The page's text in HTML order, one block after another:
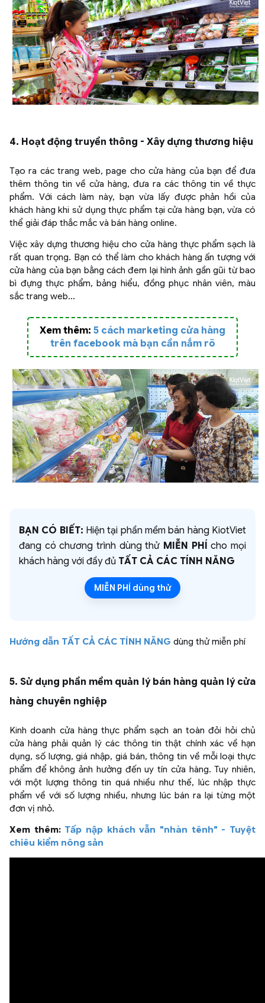
4. Hoạt động truyền thông - Xây dựng thương hiệu
Tạo ra các trang web, page cho cửa hàng của bạn để đưa
thêm thông tin về cửa hàng, đưa ra các thông tin về thực
phẩm. Với cách làm này, bạn vừa lấy được phản hồi của
khách hàng khi sử dụng thực phẩm tại cửa hàng bạn, vừa có
thể giải đáp thắc mắc và bán hàng online.
Việc xây dựng thương hiệu cho cửa hàng thực phẩm sạch là
rất quan trọng. Bạn có thể làm cho khách hàng ấn tượng với
cửa hàng của bạn bằng cách đem lại hình ảnh gần gũi từ bao
bì đựng thực phẩm, bảng hiểu, đồng phục nhân viên, màu
sắc trang web…
Xem thêm: 5 cách marketing cửa hàng
trên facebook mà bạn cần nắm rõ
BẠN CÓ BIẾT: Hiện tại phần mềm bán hàng KiotViet
đang có chương trình dùng thử MIỄN PHÍ cho mọi
khách hàng với đầy đủ TẤT CẢ CÁC TÍNH NĂNG
MIỄN PHÍ dùng thử
Hướng dẫn TẤT CẢ CÁC TÍNH NĂNG dùng thử miễn phí
5. Sử dụng phần mềm quản lý bán hàng quản lý cửa
hàng chuyên nghiệp
Kinh doanh cửa hàng thực phẩm sạch an toàn đỏi hỏi chủ
cửa hàng phải quản lý các thông tin thật chính xác về hạn
dụng, số lượng, giá nhập, giá bán, thông tin về mỗi loại thực
phẩm để không ảnh hưởng đến uy tín cửa hàng. Tuy nhiên,
với một lượng thông tin quá nhiều như thế, lúc nhập thực
phẩm về với số lượng nhiều, nhưng lúc bán ra lại từng một
đơn vị nhỏ.
Xem thêm: Tấp nập khách vẫn "nhàn tênh" - Tuyệt
chiêu kiểm nông sản